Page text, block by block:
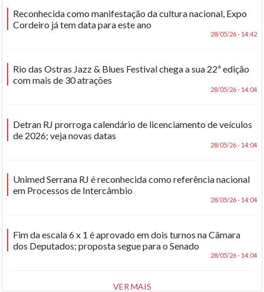
Reconhecida como manifestação da cultura nacional, Expo
Cordeiro já tem data para este ano
28/05/26 - 14:42
Rio das Ostras Jazz & Blues Festival chega a sua 22ª edição
com mais de 30 atrações
28/05/26 - 14:04
Detran RJ prorroga calendário de licenciamento de veículos
de 2026; veja novas datas
28/05/26 - 14:04
Unimed Serrana RJ é reconhecida como referência nacional
em Processos de Intercâmbio
28/05/26 - 14:04
Fim da escala 6 x 1 é aprovado em dois turnos na Câmara
dos Deputados; proposta segue para o Senado
28/05/26 - 14:04
VER MAIS